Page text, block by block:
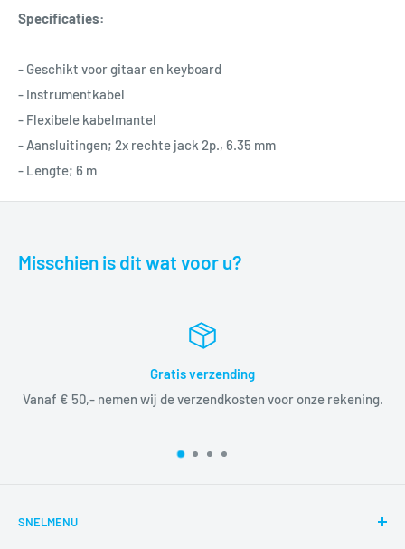
Specificaties:
- Geschikt voor gitaar en keyboard
- Instrumentkabel
- Flexibele kabelmantel
- Aansluitingen; 2x rechte jack 2p., 6.35 mm
- Lengte; 6 m
Misschien is dit wat voor u?
Gratis verzending
Vanaf € 50,- nemen wij de verzendkosten voor onze rekening.
SNELMENU